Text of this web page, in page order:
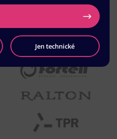
Jen technické